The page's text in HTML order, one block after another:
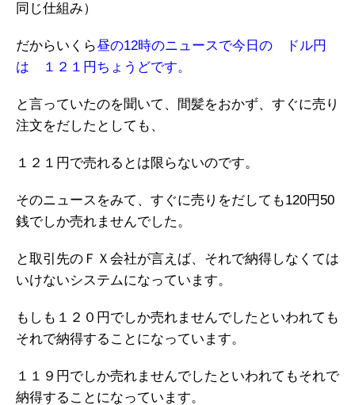
同じ仕組み）
だからいくら昼の12時のニュースで今日の ドル円
は １２１円ちょうどです。
と言っていたのを聞いて、間髪をおかず、すぐに売り
注文をだしたとしても、
１２１円で売れるとは限らないのです。
そのニュースをみて、すぐに売りをだしても120円50
銭でしか売れませんでした。
と取引先のＦＸ会社が言えば、それで納得しなくては
いけないシステムになっています。
もしも１２０円でしか売れませんでしたといわれても
それで納得することになっています。
１１９円でしか売れませんでしたといわれてもそれで
納得することになっています。